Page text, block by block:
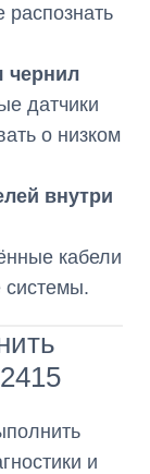
чернил
датчики
о низком
внутри
кабели
системы.
и